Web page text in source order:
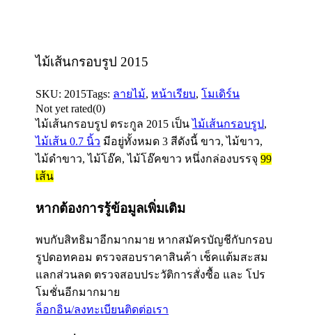
ไม้เส้นกรอบรูป 2015
SKU: 2015Tags: ลายไม้,หน้าเรียบ,โมเดิร์น
Not yet rated(0)
ไม้เส้นกรอบรูป ตระกูล 2015 เป็นไม้เส้นกรอบรูป,
ไม้เส้น 0.7 นิ้ว มีอยู่ทั้งหมด 3 สีดังนี้ ขาว, ไม้ขาว,
ไม้ดำขาว, ไม้โอ๊ค, ไม้โอ๊คขาว หนึ่งกล่องบรรจุ99
เส้น
หากต้องการรู้ข้อมูลเพิ่มเติม
พบกับสิทธิมาอีกมากมาย หากสมัครบัญชีกับกรอบ
รูปดอทคอม ตรวจสอบราคาสินค้า เช็คแต้มสะสม
แลกส่วนลด ตรวจสอบประวัติการสั่งซื้อ และ โปร
โมชั่นอีกมากมาย
ล็อกอิน/ลงทะเบียนติดต่อเรา